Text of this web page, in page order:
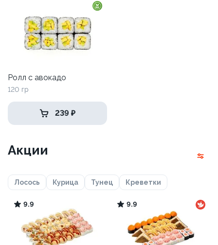
Ролл с авокадо
120 гр
239 ₽
Акции
Лосось Курица Тунец Креветки
9.9 9.9